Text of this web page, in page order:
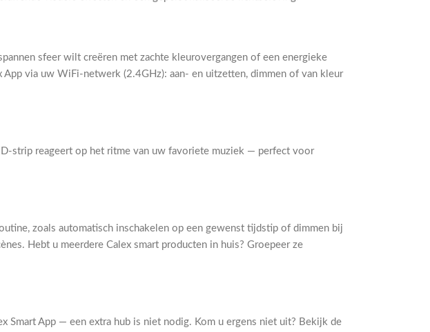
sfeer wilt creëren met zachte kleurovergangen of een energieke
via uw WiFi-netwerk (2.4GHz): aan- en uitzetten, dimmen of van kleur
strip reageert op het ritme van uw favoriete muziek — perfect voor
zoals automatisch inschakelen op een gewenst tijdstip of dimmen bij
Hebt u meerdere Calex smart producten in huis? Groepeer ze
Smart App — een extra hub is niet nodig. Kom u ergens niet uit? Bekijk de